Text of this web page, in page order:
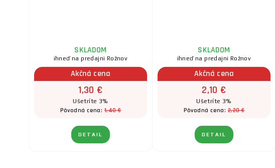
SKLADOM
ihneď na predajni Rožnov
Akčná cena
1,30 €
Ušetríte 3%
Pôvodná cena:1,40 €
DETAIL
SKLADOM
ihneď na predajni Rožnov
Akčná cena
2,10 €
Ušetríte 3%
Pôvodná cena:2,20 €
DETAIL